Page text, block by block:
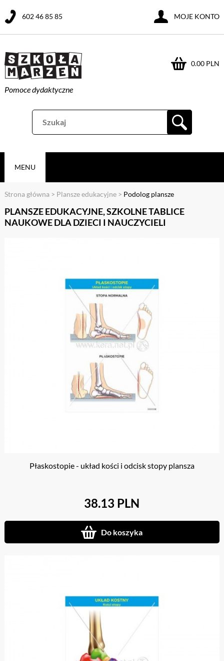
Pomoce dydaktyczne
0.00 PLN
602 46 85 85 MOJE KONTO
MENU
Strona główna > Plansze edukacyjne> Podolog plansze
PLANSZE EDUKACYJNE, SZKOLNE TABLICE
NAUKOWE DLA DZIECI I NAUCZYCIELI
Płaskostopie - układ kości i odcisk stopy plansza
38.13 PLN
Do koszyka